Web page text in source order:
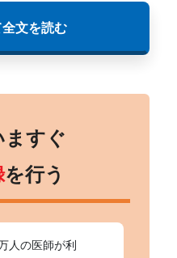
文を読む
ますぐ
を行う
人の医師が利